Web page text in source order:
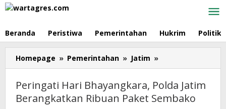
Skip
Beranda Peristiwa Pemerintahan Hukrim Politik
Homepage » Pemerintahan » Jatim »
Hari
Bhayangkara,
Polda
Jatim
Peringati Hari Bhayangkara, Polda Jatim
Berangkatkan Ribuan Paket Sembako